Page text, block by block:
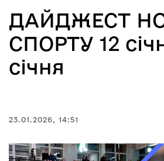
ДАЙДЖЕСТ
СПОРТУ 12
січня
23.01.2026, 14:51